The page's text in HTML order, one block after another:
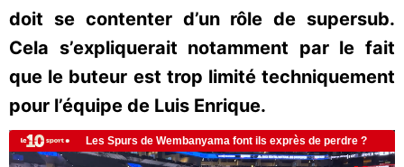
doit se contenter d’un rôle de supersub.
Cela s’expliquerait notamment par le fait
que le buteur est trop limité techniquement
pour l’équipe de Luis Enrique.